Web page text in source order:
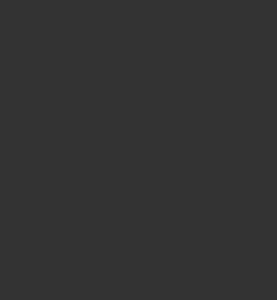
the show… அப்டியெல்லாம் எதுவும்
சிக்குதானு.